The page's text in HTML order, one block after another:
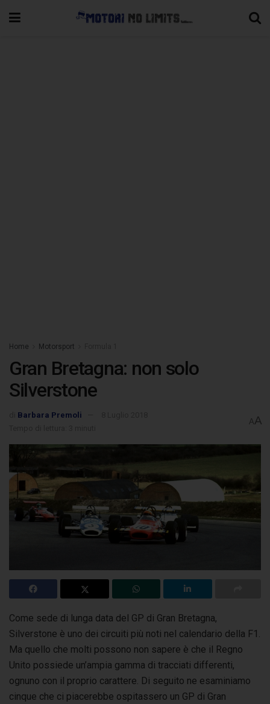
Home Motorsport
Gran Bretagna: non solo
Silverstone
Barbara Premoli
AA
Come sede di lunga data del GP di Gran Bretagna,
Silverstone è uno dei circuiti più noti nel calendario della F1.
Ma quello che molti possono non sapere è che il Regno
Unito possiede un’ampia gamma di tracciati differenti,
ognuno con il proprio carattere. Di seguito ne esaminiamo
cinque che ci piacerebbe ospitassero un GP di Gran